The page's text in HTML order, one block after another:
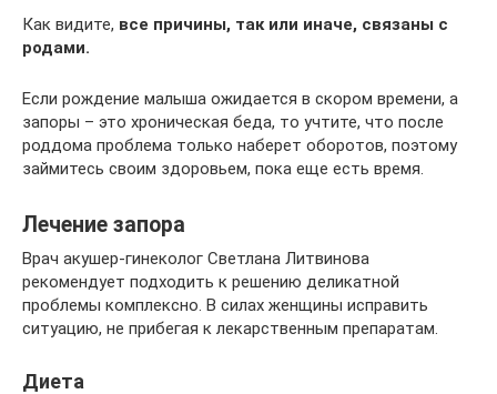
Как видите, все причины, так или иначе, связаны с
родами.
Если рождение малыша ожидается в скором времени, а
запоры – это хроническая беда, то учтите, что после
роддома проблема только наберет оборотов, поэтому
займитесь своим здоровьем, пока еще есть время.
Лечение запора
Врач акушер-гинеколог Светлана Литвинова
рекомендует подходить к решению деликатной
проблемы комплексно. В силах женщины исправить
ситуацию, не прибегая к лекарственным препаратам.
Диета